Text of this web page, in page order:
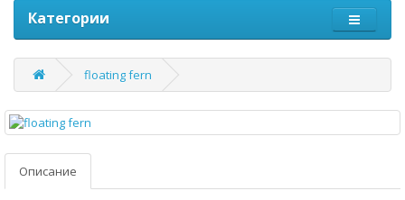
Категории
floating fern
Описание